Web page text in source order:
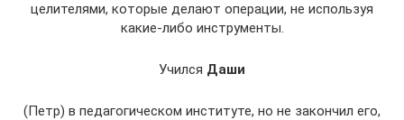
целителями, которые делают операции, не используя
какие-либо инструменты.
Учился Даши
(Петр) в педагогическом институте, но не закончил его,